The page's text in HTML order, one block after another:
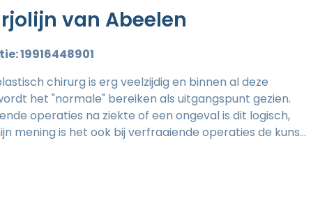
van Abeelen
19916448901
chirurg is erg veelzijdig en binnen al deze
het "normale" bereiken als uitgangspunt gezien.
operaties na ziekte of een ongeval is dit logisch,
mening is het ook bij verfraaiende operaties de kunst
mogelijk te laten zijn. U kunt bij mij terecht voor de